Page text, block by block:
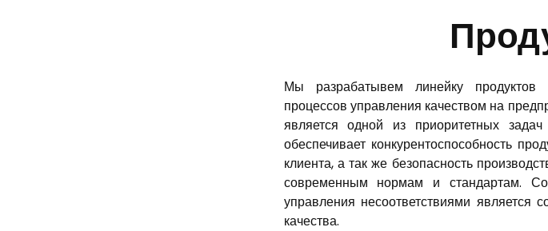
Мы разрабатывем линейку продуктов
процессов управления качеством на
является одной из приоритетных
обеспечивает конкурентоспособность
клиента, а так же безопасность
современным нормам и стандартам.
управления несоответствиями является
качества.